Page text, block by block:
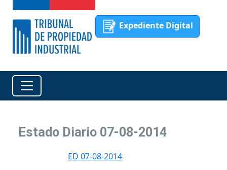
Expediente Digital
Estado Diario 07-08-2014
ED 07-08-2014